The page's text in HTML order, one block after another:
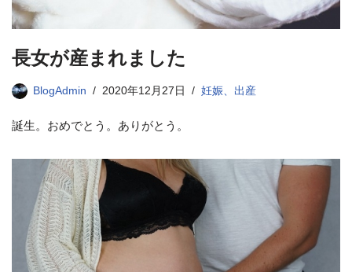
長女が産まれました
BlogAdmin 2020年12月27日 妊娠、出産
誕生。おめでとう。ありがとう。